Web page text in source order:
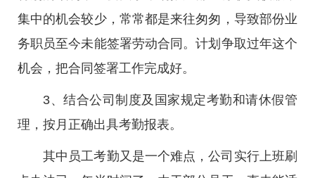
集中的机会较少，常常都是来往匆匆，导致部份业
务职员至今未能签署劳动合同。计划争取过年这个
机会，把合同签署工作完成好。
3、结合公司制度及国家规定考勤和请休假管
理，按月正确出具考勤报表。
其中员工考勤又是一个难点，公司实行上班刷